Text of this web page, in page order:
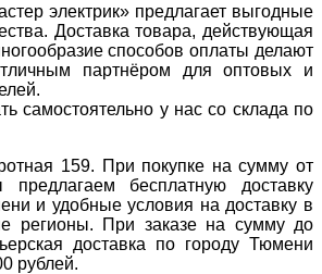
электрик» предлагает выгодные
Доставка товара, действующая
способов оплаты делают
партнёром для оптовых и
самостоятельно у нас со склада по
159. При покупке на сумму от
бесплатную доставку
и удобные условия на доставку в
регионы. При заказе на сумму до
доставка по городу Тюмени
рублей.